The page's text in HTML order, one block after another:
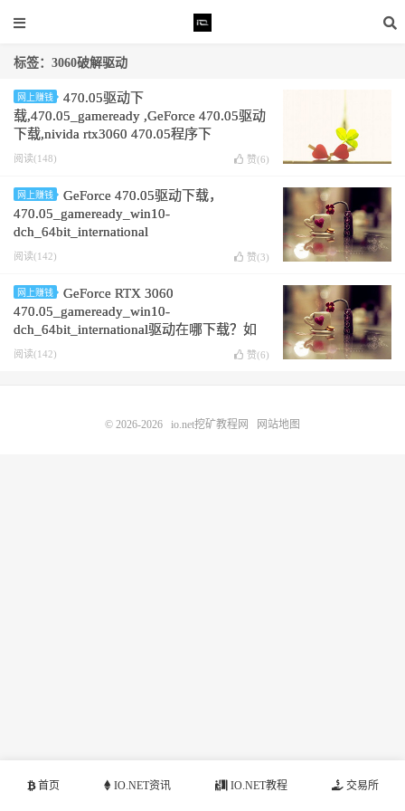
标签：3060破解驱动
网上赚钱
470.05驱动下
载,470.05_gameready ,GeForce 470.05驱动
下载,nivida rtx3060 470.05程序下
载,470.05_gameready_win10,470.05_win10-
阅读(148) 赞(6)
网上赚钱
GeForce 470.05驱动下载，
470.05_gameready_win10-
dch_64bit_international
阅读(142) 赞(3)
网上赚钱
GeForce RTX 3060
470.05_gameready_win10-
dch_64bit_international驱动在哪下载？如
何下载
阅读(142) 赞(6)
首页 IO.NET资讯 IO.NET教程 交易所
© 2026-2026 io.net挖矿教程网 网站地图